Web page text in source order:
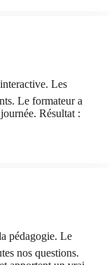
interactive. Les
Le formateur a
Résultat :
pédagogie. Le
nos questions.